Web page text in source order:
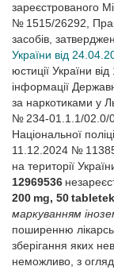
зареєстрованого
№ 1515/26292,
засобів,
України від
юстиції України
інформації
за наркотиками у
№ 234-01.1.1/02.0/
Національної
11.12.2024 №
на території
12969536
200 mg, 50
маркуванням
поширенню
зберігання яких
неможливо, з